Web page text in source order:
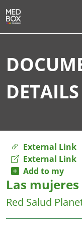
DETAILS
External Link
External Link
Add to my
Las
Red Salud